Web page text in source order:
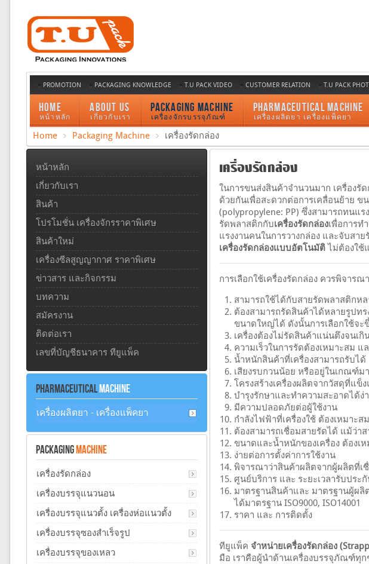
PROMOTION PACKAGING KNOWLEDGE T.U PACK VIDEO CUSTOMER RELATION T.U PACK
HOME
หน้าหลัก
ABOUT US
เกี่ยวกับเรา
PACKAGING MACHINE
เครื่องจักรบรรจุภัณฑ์
PHARMACEUTICAL MACHINE
เครื่องผลิตยา เครื่องแพ็คยา
Home Packaging Machine เครื่องรัดกล่อง
เครื่องรัดกล่อง
ในการขนส่งสินค้าจำนวนมาก เครื่อง
ด้วยกันเพื่อสะดวกต่อการเคลื่อนย้าย
(polypropylene: PP) ซึ่งสามารถทนแ
รัดพลาสติกกับเครื่องรัดกล่องเพื่อการท
แรงงานคนในการวางกล่อง และจับสา
เครื่องรัดกล่องแบบอัตโนมัติไม่ต้องใช้
การเลือกใช้เครื่องรัดกล่อง ควรพิจาร
สามารถใช้ได้กับสายรัดพลาสติกห
ต้องสามารถรัดสินค้าได้หลายรูปท
ขนาดใหญ่ได้ ดังนั้นการเลือกใช้จ
เครื่องต้องไม่รัดสินค้าแน่นตึงจนเ
ความเร็วในการรัดต้องเหมาะสม
น้ำหนักสินค้าที่เครื่องสามารถรับได้
เสียงรบกวนน้อย หรืออยู่ในเกณฑ์ม
โครงสร้างเครื่องผลิตจากวัสดุที่แข็
บำรุงรักษาและทำความสะอาดได้ง่
มีความปลอดภัยต่อผู้ใช้งาน
กำลังไฟฟ้าที่เครื่องใช้ ต้องเหมาะ
ต้องสามารถเชื่อมสายรัดได้ แม้ว่า
ขนาดและน้ำหนักของเครื่อง ต้องเ
ง่ายต่อการตั้งค่าการใช้งาน
พิจารณาว่าสินค้าผลิตจากผู้ผลิตที่เ
ศูนย์บริการ และ ระยะเวลารับประ
มาตรฐานสินค้าและ มาตรฐานผู้ผลิ
ได้มาตรฐาน ISO9000, ISO14001
ราคา และ การติดตั้ง
ทียูแพ็ค จำหน่ายเครื่องรัดกล่อง
มือ เราคือผู้นำด้านเครื่องบรรจุภัณฑ์ทุ
หน้าหลัก
เกี่ยวกับเรา
สินค้า
โปรโมชั่น เครื่องจักรราคาพิเศษ
สินค้าใหม่
เครื่องซีลสูญญากาศ ราคาพิเศษ
ข่าวสาร และกิจกรรม
บทความ
สมัครงาน
ติดต่อเรา
เลขที่บัญชีธนาคาร ทียูแพ็ค
PHARMACEUTICALMACHINE
เครื่องผลิตยา - เครื่องแพ็คยา
PACKAGING MACHINE
เครื่องรัดกล่อง
เครื่องบรรจุแนวนอน
เครื่องบรรจุแนวตั้ง เครื่องห่อแนวตั้ง
เครื่องบรรจุซองสำเร็จรูป
เครื่องบรรจุของเหลว